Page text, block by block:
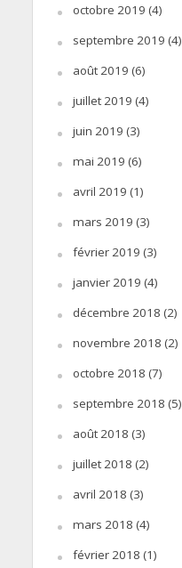
octobre 2019 (4)
septembre 2019 (4)
août 2019 (6)
juillet 2019 (4)
juin 2019 (3)
mai 2019 (6)
avril 2019 (1)
mars 2019 (3)
février 2019 (3)
janvier 2019 (4)
décembre 2018 (2)
novembre 2018 (2)
octobre 2018 (7)
septembre 2018 (5)
août 2018 (3)
juillet 2018 (2)
avril 2018 (3)
mars 2018 (4)
février 2018 (1)